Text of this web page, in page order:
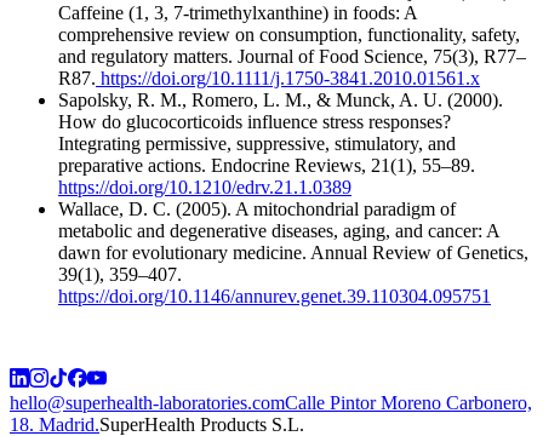
Caffeine (1, 3, 7-trimethylxanthine) in foods: A
comprehensive review on consumption, functionality, safety,
and regulatory matters. Journal of Food Science, 75(3), R77–
R87. https://doi.org/10.1111/j.1750-3841.2010.01561.x
Sapolsky, R. M., Romero, L. M., & Munck, A. U. (2000).
How do glucocorticoids influence stress responses?
Integrating permissive, suppressive, stimulatory, and
preparative actions. Endocrine Reviews, 21(1), 55–89.
https://doi.org/10.1210/edrv.21.1.0389
Wallace, D. C. (2005). A mitochondrial paradigm of
metabolic and degenerative diseases, aging, and cancer: A
dawn for evolutionary medicine. Annual Review of Genetics,
39(1), 359–407.
https://doi.org/10.1146/annurev.genet.39.110304.095751
hello@superhealth-laboratories.comCalle Pintor Moreno Carbonero,
18. Madrid.SuperHealth Products S.L.